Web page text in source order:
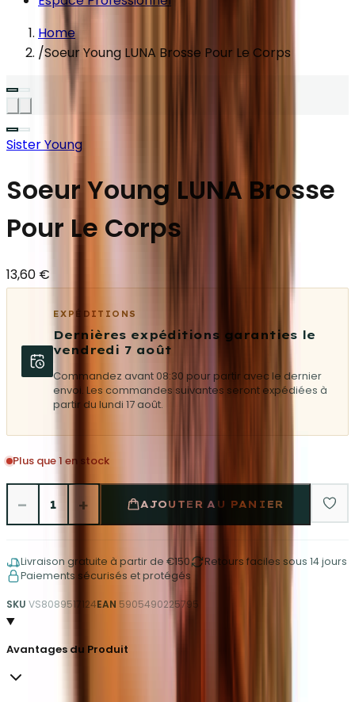
Home
/Soeur Young LUNA Brosse Pour Le Corps
Sister Young
Soeur Young LUNA Brosse
Pour Le Corps
13,60 €
EXPÉDITIONS
Dernières expéditions garanties le
vendredi 7 août
Commandez avant 08:30 pour partir avec le dernier
envoi. Les commandes suivantes seront expédiées à
partir du lundi 17 août.
Plus que 1 en stock
− 1 + AJOUTER AU PANIER
Livraison gratuite à partir de €150
Retours faciles sous 14 jours
Paiements sécurisés et protégés
SKU VS8089517124EAN 5905490225795
Avantages du Produit